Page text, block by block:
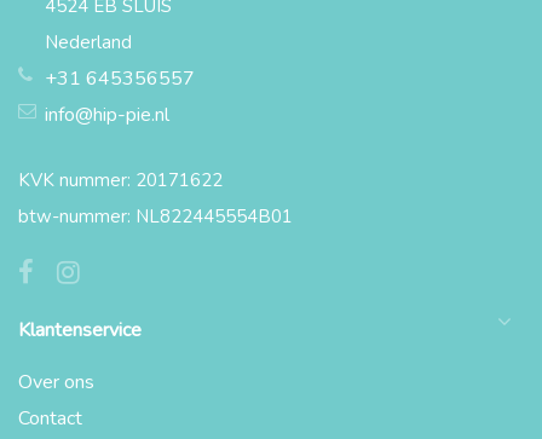
4524 EB SLUIS
Nederland
+31 645356557
info@hip-pie.nl
KVK nummer: 20171622
btw-nummer: NL822445554B01
Klantenservice
Over ons
Contact